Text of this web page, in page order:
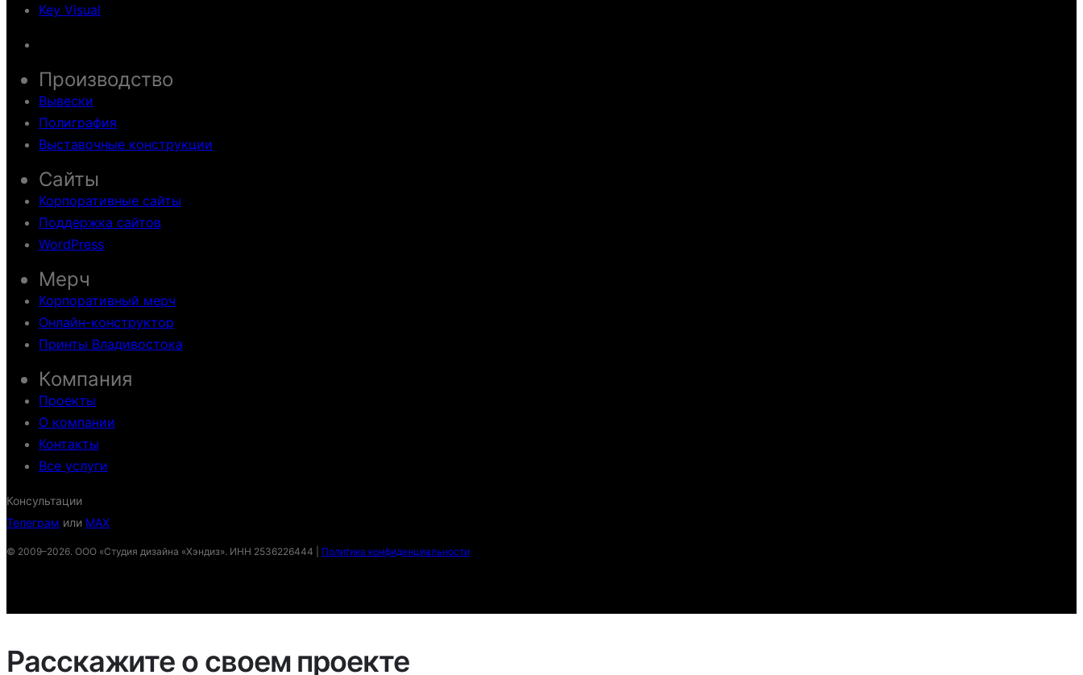
Key Visual
Производство
Вывески
Полиграфия
Выставочные конструкции
Сайты
Корпоративные сайты
Поддержка сайтов
WordPress
Мерч
Корпоративный мерч
Онлайн-конструктор
Принты Владивостока
Компания
Проекты
О компании
Контакты
Все услуги
Консультации
Телеграм или MAX
© 2009–2026. ООО «Студия дизайна «Хэндиз». ИНН 2536226444 | Политика конфиденциальности
Расскажите о своем проекте